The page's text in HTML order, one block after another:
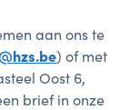
aan ons te
) of met
Oost 6,
brief in onze